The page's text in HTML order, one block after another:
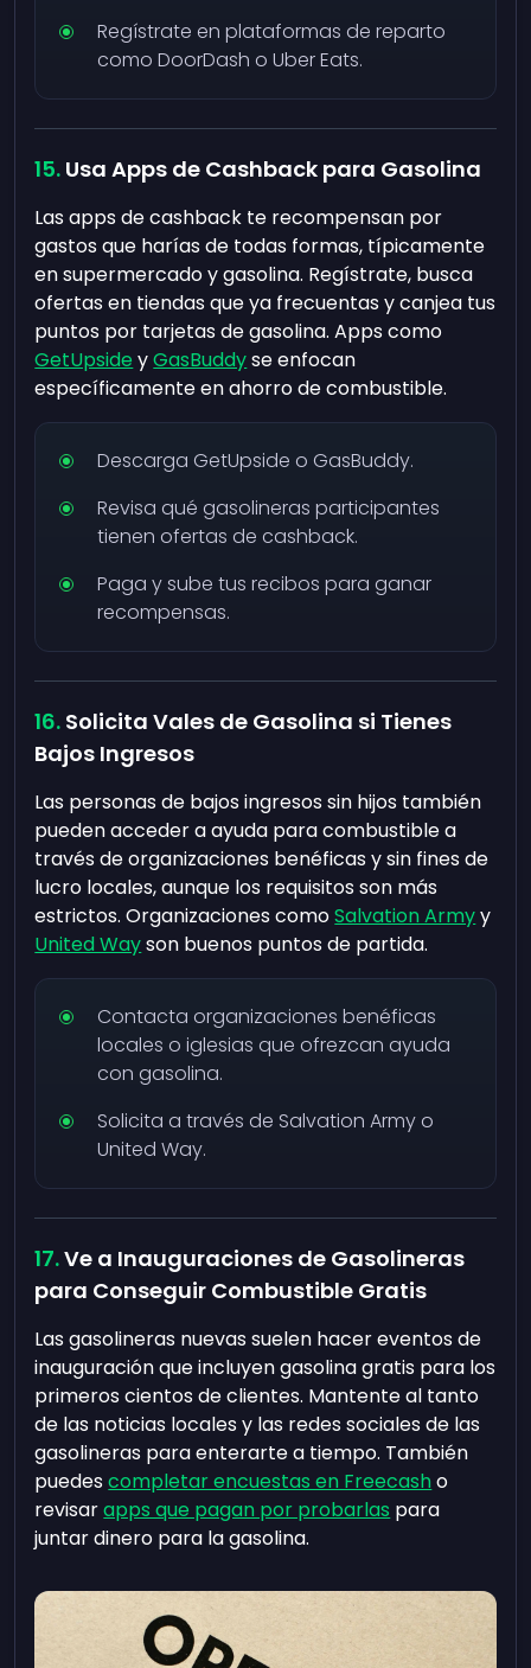
Regístrate en plataformas de reparto
como DoorDash o Uber Eats.
Usa Apps de Cashback para Gasolina
Las apps de cashback te recompensan por
gastos que harías de todas formas, típicamente
en supermercado y gasolina. Regístrate, busca
ofertas en tiendas que ya frecuentas y canjea tus
puntos por tarjetas de gasolina. Apps como
GetUpside yGasBuddyse enfocan
específicamente en ahorro de combustible.
Descarga GetUpside o GasBuddy.
Revisa qué gasolineras participantes
tienen ofertas de cashback.
Paga y sube tus recibos para ganar
recompensas.
Solicita Vales de Gasolina si Tienes
Bajos Ingresos
Las personas de bajos ingresos sin hijos también
pueden acceder a ayuda para combustible a
través de organizaciones benéficas y sin fines de
lucro locales, aunque los requisitos son más
estrictos. Organizaciones comoSalvation Armyy
United Wayson buenos puntos de partida.
Contacta organizaciones benéficas
locales o iglesias que ofrezcan ayuda
con gasolina.
Solicita a través de Salvation Army o
United Way.
Ve a Inauguraciones de Gasolineras
para Conseguir Combustible Gratis
Las gasolineras nuevas suelen hacer eventos de
inauguración que incluyen gasolina gratis para los
primeros cientos de clientes. Mantente al tanto
de las noticias locales y las redes sociales de las
gasolineras para enterarte a tiempo. También
puedescompletar encuestas en Freecasho
revisarapps que pagan por probarlas para
juntar dinero para la gasolina.